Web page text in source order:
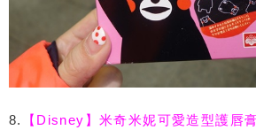
8. 【Disney】米奇米妮可愛造型護唇